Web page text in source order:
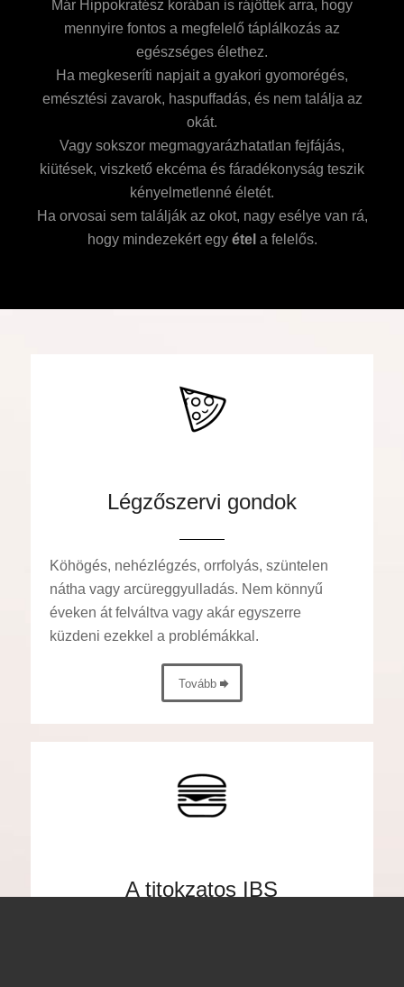
Már Hippokratész korában is rájöttek arra, hogy
mennyire fontos a megfelelő táplálkozás az
egészséges élethez.
Ha megkeseríti napjait a gyakori gyomorégés,
emésztési zavarok, haspuffadás, és nem találja az
okát.
Vagy sokszor megmagyarázhatatlan fejfájás,
kiütések, viszkető ekcéma és fáradékonyság teszik
kényelmetlenné életét.
Ha orvosai sem találják az okot, nagy esélye van rá,
hogy mindezekért egy étel a felelős.
Légzőszervi gondok
Köhögés, nehézlégzés, orrfolyás, szüntelen
nátha vagy arcüreggyulladás. Nem könnyű
éveken át felváltva vagy akár egyszerre
küzdeni ezekkel a problémákkal.
Tovább
A titokzatos IBS